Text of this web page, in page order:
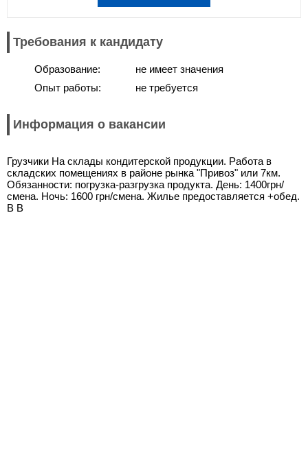
Требования к кандидату
Образование:
Опыт работы:
не имеет значения
не требуется
Информация о вакансии
Грузчики На склады кондитерской продукции. Работа в
складских помещениях в районе рынка "Привоз" или 7км.
Обязанности: погрузка-разгрузка продукта. День: 1400грн/
смена. Ночь: 1600 грн/смена. Жилье предоставляется +обед.
В В